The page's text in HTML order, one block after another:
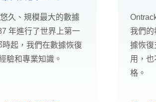
久、規模最大的數據
年進行了世界上第一
起，我們在數據恢復
驗和專業知識。
我們的
據恢復
用，
格。